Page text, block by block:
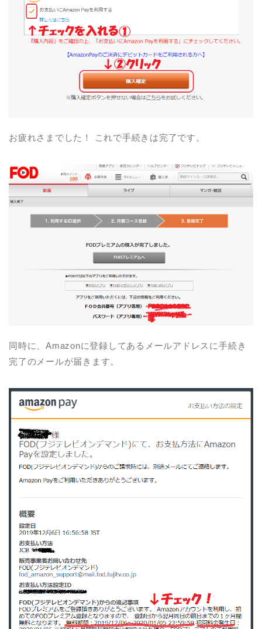
お疲れさまでした！ これで手続きは完了です。
同時に、Amazonに登録してあるメールアドレスに手続き
完了のメールが届きます。